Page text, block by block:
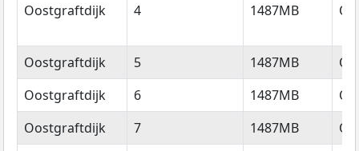
Oostgraftdijk 4 1487MB
Oostgraftdijk 5 1487MB
Oostgraftdijk
6 1487MB
Oostgraftdijk
7 1487MB